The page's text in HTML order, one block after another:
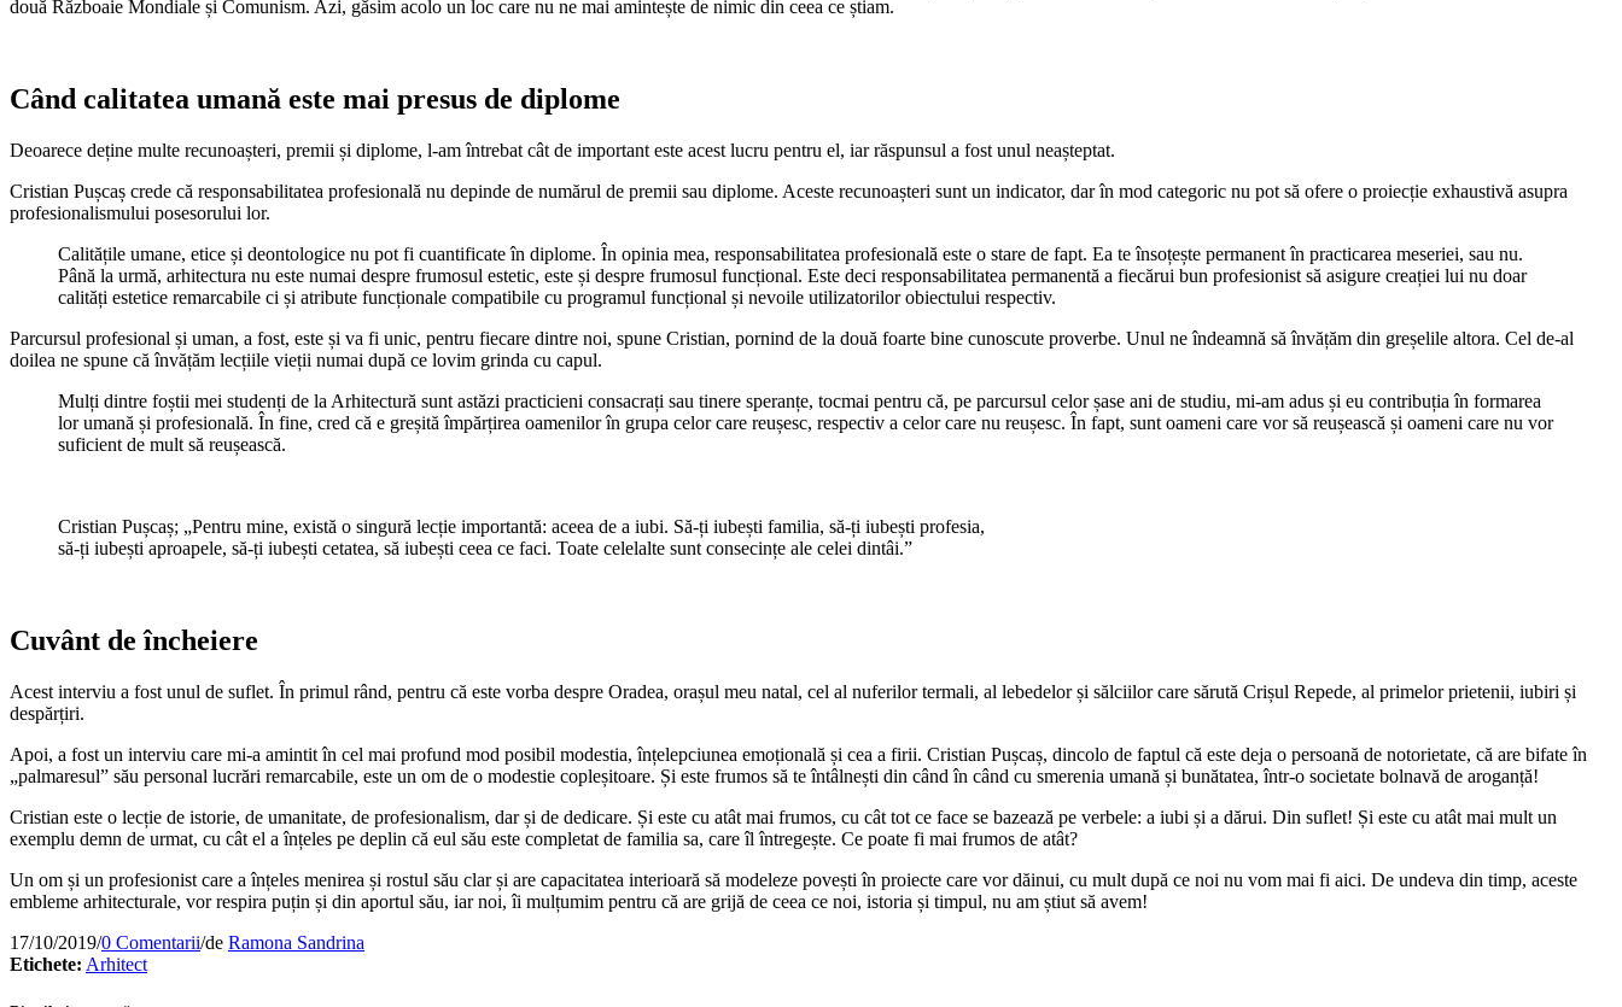
două Războaie Mondiale și Comunism. Azi, găsim acolo un loc care nu ne mai amintește de nimic din ceea ce știam.
Când calitatea umană este mai presus de diplome
Deoarece deține multe recunoașteri, premii și diplome, l-am întrebat cât de important este acest lucru pentru el, iar răspunsul a fost unul neașteptat.
Cristian Pușcaș crede că responsabilitatea profesională nu depinde de numărul de premii sau diplome. Aceste recunoașteri sunt un indicator, dar în mod categoric nu pot să ofere o proiecție exhaustivă asupra
profesionalismului posesorului lor.
Calitățile umane, etice și deontologice nu pot fi cuantificate în diplome. În opinia mea, responsabilitatea profesională este o stare de fapt. Ea te însoțește permanent în practicarea meseriei, sau nu.
Până la urmă, arhitectura nu este numai despre frumosul estetic, este și despre frumosul funcțional. Este deci responsabilitatea permanentă a fiecărui bun profesionist să asigure creației lui nu doar
calități estetice remarcabile ci și atribute funcționale compatibile cu programul funcțional și nevoile utilizatorilor obiectului respectiv.
Parcursul profesional și uman, a fost, este și va fi unic, pentru fiecare dintre noi, spune Cristian, pornind de la două foarte bine cunoscute proverbe. Unul ne îndeamnă să învățăm din greșelile altora. Cel de-al
doilea ne spune că învățăm lecțiile vieții numai după ce lovim grinda cu capul.
Mulți dintre foștii mei studenți de la Arhitectură sunt astăzi practicieni consacrați sau tinere speranțe, tocmai pentru că, pe parcursul celor șase ani de studiu, mi-am adus și eu contribuția în formarea
lor umană și profesională. În fine, cred că e greșită împărțirea oamenilor în grupa celor care reușesc, respectiv a celor care nu reușesc. În fapt, sunt oameni care vor să reușească și oameni care nu vor
suficient de mult să reușească.
Cristian Pușcaș; „Pentru mine, există o singură lecție importantă: aceea de a iubi. Să-ți iubești familia, să-ți iubești profesia,
să-ți iubești aproapele, să-ți iubești cetatea, să iubești ceea ce faci. Toate celelalte sunt consecințe ale celei dintâi.”
Cuvânt de încheiere
Acest interviu a fost unul de suflet. În primul rând, pentru că este vorba despre Oradea, orașul meu natal, cel al nuferilor termali, al lebedelor și sălciilor care sărută Crișul Repede, al primelor prietenii, iubiri și
despărțiri.
Apoi, a fost un interviu care mi-a amintit în cel mai profund mod posibil modestia, înțelepciunea emoțională și cea a firii. Cristian Pușcaș, dincolo de faptul că este deja o persoană de notorietate, că are bifate în
„palmaresul” său personal lucrări remarcabile, este un om de o modestie copleșitoare. Și este frumos să te întâlnești din când în când cu smerenia umană și bunătatea, într-o societate bolnavă de aroganță!
Cristian este o lecție de istorie, de umanitate, de profesionalism, dar și de dedicare. Și este cu atât mai frumos, cu cât tot ce face se bazează pe verbele: a iubi și a dărui. Din suflet! Și este cu atât mai mult un
exemplu demn de urmat, cu cât el a înțeles pe deplin că eul său este completat de familia sa, care îl întregește. Ce poate fi mai frumos de atât?
Un om și un profesionist care a înțeles menirea și rostul său clar și are capacitatea interioară să modeleze povești în proiecte care vor dăinui, cu mult după ce noi nu vom mai fi aici. De undeva din timp, aceste
embleme arhitecturale, vor respira puțin și din aportul său, iar noi, îi mulțumim pentru că are grijă de ceea ce noi, istoria și timpul, nu am știut să avem!
17/10/2019/0 Comentarii/de Ramona Sandrina
Etichete: Arhitect